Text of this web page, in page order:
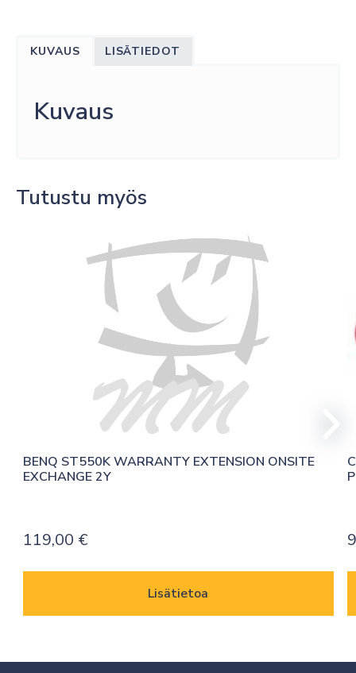
KUVAUS LISÄTIEDOT
Kuvaus
Tutustu myös
BENQ ST550K WARRANTY EXTENSION ONSITE
EXCHANGE 2Y
119,00 €
Lisätietoa